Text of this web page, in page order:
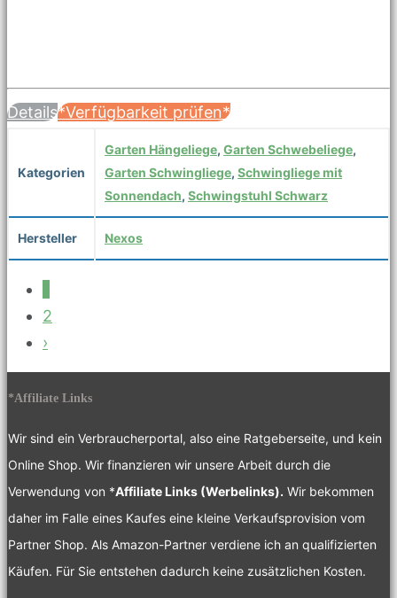
Details*Verfügbarkeit prüfen*
Kategorien
Garten Hängeliege, Garten Schwebeliege,
Garten Schwingliege, Schwingliege mit
Sonnendach, Schwingstuhl Schwarz
Hersteller Nexos
2
›
*Affiliate Links
Wir sind ein Verbraucherportal, also eine Ratgeberseite, und kein
Online Shop. Wir finanzieren wir unsere Arbeit durch die
Verwendung von *Affiliate Links (Werbelinks). Wir bekommen
daher im Falle eines Kaufes eine kleine Verkaufsprovision vom
Partner Shop. Als Amazon-Partner verdiene ich an qualifizierten
Käufen. Für Sie entstehen dadurch keine zusätzlichen Kosten.